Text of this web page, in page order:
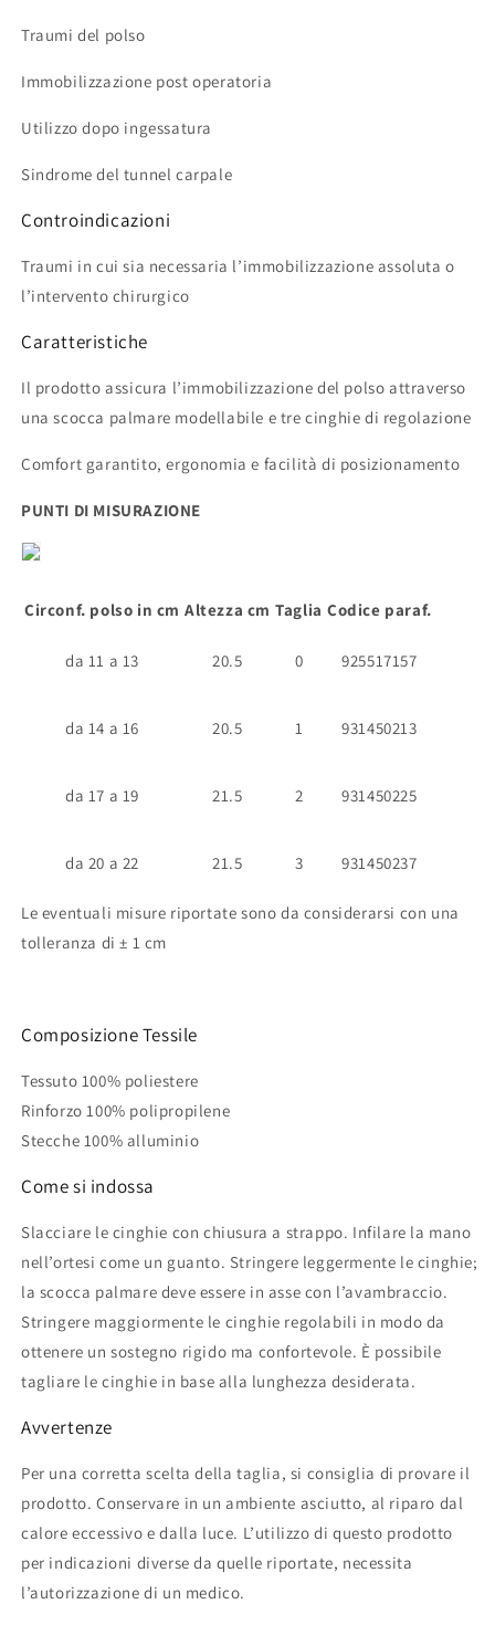
Traumi del polso
Immobilizzazione post operatoria
Utilizzo dopo ingessatura
Sindrome del tunnel carpale
Controindicazioni
Traumi in cui sia necessaria l’immobilizzazione assoluta o
l’intervento chirurgico
Caratteristiche
Il prodotto assicura l’immobilizzazione del polso attraverso
una scocca palmare modellabile e tre cinghie di regolazione
Comfort garantito, ergonomia e facilità di posizionamento
PUNTI DI MISURAZIONE
Circonf. polso in cm Altezza cm Taglia Codice paraf.
da 11 a 13 20.5 0 925517157
da 14 a 16 20.5 1 931450213
da 17 a 19 21.5 2 931450225
da 20 a 22 21.5 3 931450237
Le eventuali misure riportate sono da considerarsi con una
tolleranza di ± 1 cm
Composizione Tessile
Tessuto 100% poliestere
Rinforzo 100% polipropilene
Stecche 100% alluminio
Come si indossa
Slacciare le cinghie con chiusura a strappo. Infilare la mano
nell’ortesi come un guanto. Stringere leggermente le cinghie;
la scocca palmare deve essere in asse con l’avambraccio.
Stringere maggiormente le cinghie regolabili in modo da
ottenere un sostegno rigido ma confortevole. È possibile
tagliare le cinghie in base alla lunghezza desiderata.
Avvertenze
Per una corretta scelta della taglia, si consiglia di provare il
prodotto. Conservare in un ambiente asciutto, al riparo dal
calore eccessivo e dalla luce. L’utilizzo di questo prodotto
per indicazioni diverse da quelle riportate, necessita
l’autorizzazione di un medico.